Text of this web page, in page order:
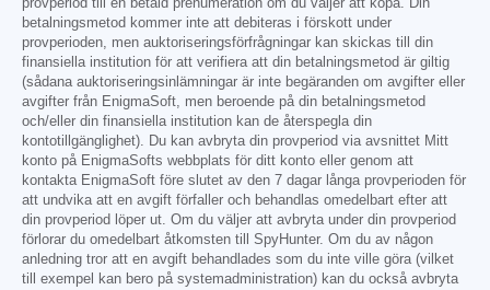
provperiod till en betald prenumeration om du väljer att köpa. Din
betalningsmetod kommer inte att debiteras i förskott under
provperioden, men auktoriseringsförfrågningar kan skickas till din
finansiella institution för att verifiera att din betalningsmetod är giltig
(sådana auktoriseringsinlämningar är inte begäranden om avgifter eller
avgifter från EnigmaSoft, men beroende på din betalningsmetod
och/eller din finansiella institution kan de återspegla din
kontotillgänglighet). Du kan avbryta din provperiod via avsnittet Mitt
konto på EnigmaSofts webbplats för ditt konto eller genom att
kontakta EnigmaSoft före slutet av den 7 dagar långa provperioden för
att undvika att en avgift förfaller och behandlas omedelbart efter att
din provperiod löper ut. Om du väljer att avbryta under din provperiod
förlorar du omedelbart åtkomsten till SpyHunter. Om du av någon
anledning tror att en avgift behandlades som du inte ville göra (vilket
till exempel kan bero på systemadministration) kan du också avbryta